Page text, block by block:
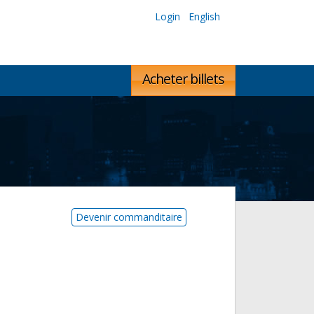
Login English
Acheter billets
Devenir commanditaire